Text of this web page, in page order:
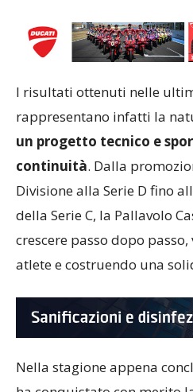
rappresentano infatti la
un progetto tecnico e
. Dalla
Nella stagione appena